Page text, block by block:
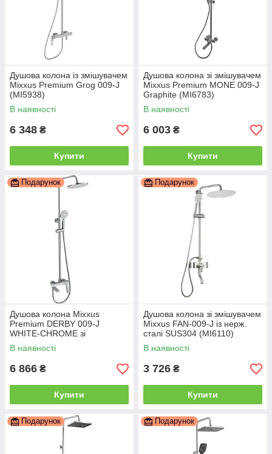
Душова колона із змішувачем
Mixxus Premium Grog 009-J
(MI5938)
В наявності
6 348 ₴
Купити
Душова колона зі змішувачем
Mixxus Premium MONE 009-J
Graphite (MI6783)
В наявності
6 003 ₴
Купити
Подарунок
Душова колона Mixxus
Premium DERBY 009-J
WHITE-CHROME зі
змішувачем (MI6616)
В наявності
6 866 ₴
Купити
Подарунок
Душова колона зі змішувачем
Mixxus FAN-009-J із нерж.
сталі SUS304 (MI6110)
В наявності
3 726 ₴
Купити
Подарунок Подарунок